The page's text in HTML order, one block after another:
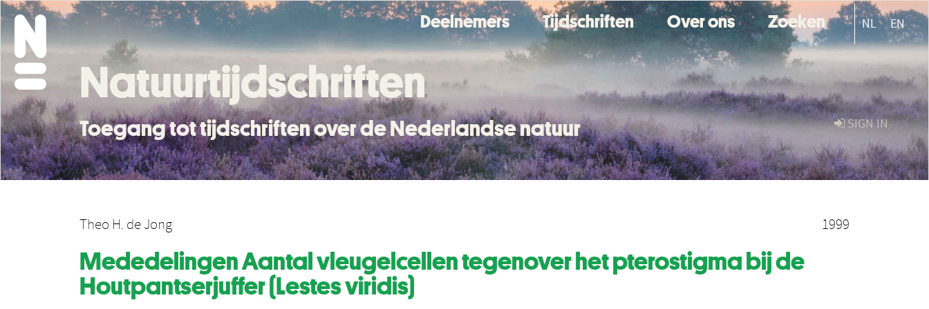
Deelnemers Tijdschriften Over ons Zoeken NL EN
SIGN IN
Natuurtijdschriften
Toegang tot tijdschriften over de Nederlandse natuur
Theo H. de Jong 1999
Mededelingen Aantal vleugelcellen tegenover het pterostigma bij de
Houtpantserjuffer (Lestes viridis)